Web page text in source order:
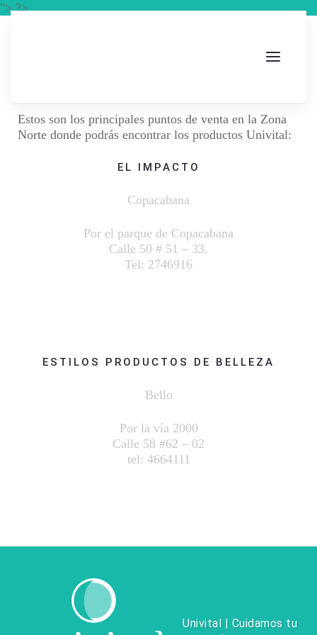
"> ?>
Estos son los principales puntos de venta en la Zona
Norte donde podrás encontrar los productos Univital:
EL IMPACTO
Copacabana
Por el parque de Copacabana
Calle 50 # 51 – 33.
Tel: 2746916
ESTILOS PRODUCTOS DE BELLEZA
Bello
Por la vía 2000
Calle 58 #62 – 02
tel: 4664111
Univital | Cuidamos tu